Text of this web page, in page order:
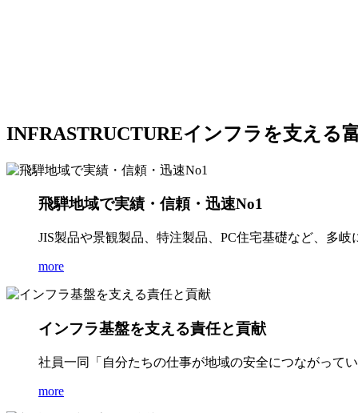
INFRASTRUCTUREインフラを支える
飛騨地域で実績・信頼・迅速No1
JIS製品や景観製品、特注製品、PC住宅基礎など、多
more
インフラ基盤を支える責任と貢献
社員一同「自分たちの仕事が地域の安全につながって
more